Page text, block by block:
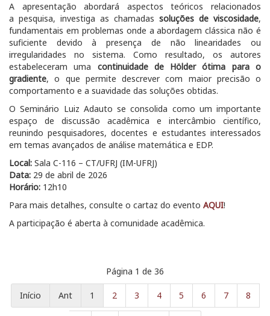
A apresentação abordará aspectos teóricos relacionados
a pesquisa, investiga as chamadas soluções de viscosidade,
fundamentais em problemas onde a abordagem clássica não é
suficiente devido à presença de não linearidades ou
irregularidades no sistema. Como resultado, os autores
estabeleceram uma continuidade de Hölder ótima para o
gradiente, o que permite descrever com maior precisão o
comportamento e a suavidade das soluções obtidas.
O Seminário Luiz Adauto se consolida como um importante
espaço de discussão acadêmica e intercâmbio científico,
reunindo pesquisadores, docentes e estudantes interessados
em temas avançados de análise matemática e EDP.
Local: Sala C-116 – CT/UFRJ (IM-UFRJ)
Data: 29 de abril de 2026
Horário: 12h10
Para mais detalhes, consulte o cartaz do evento AQUI!
A participação é aberta à comunidade acadêmica.
Página 1 de 36
Início Ant 1 2 3 4 5 6 7 8